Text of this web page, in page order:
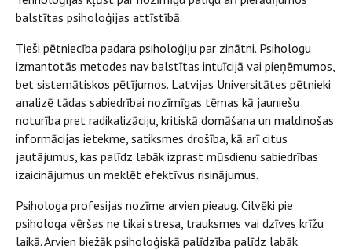
balstītas psiholoģijas attīstībā.
Tieši pētniecība padara psiholoģiju par zinātni. Psihologu
izmantotās metodes nav balstītas intuīcijā vai pieņēmumos,
bet sistemātiskos pētījumos. Latvijas Universitātes pētnieki
analizē tādas sabiedrībai nozīmīgas tēmas kā jauniešu
noturība pret radikalizāciju, kritiskā domāšana un maldinošas
informācijas ietekme, satiksmes drošība, kā arī citus
jautājumus, kas palīdz labāk izprast mūsdienu sabiedrības
izaicinājumus un meklēt efektīvus risinājumus.
Psihologa profesijas nozīme arvien pieaug. Cilvēki pie
psihologa vēršas ne tikai stresa, trauksmes vai dzīves krīžu
laikā. Arvien biežāk psiholoģiskā palīdzība palīdz labāk